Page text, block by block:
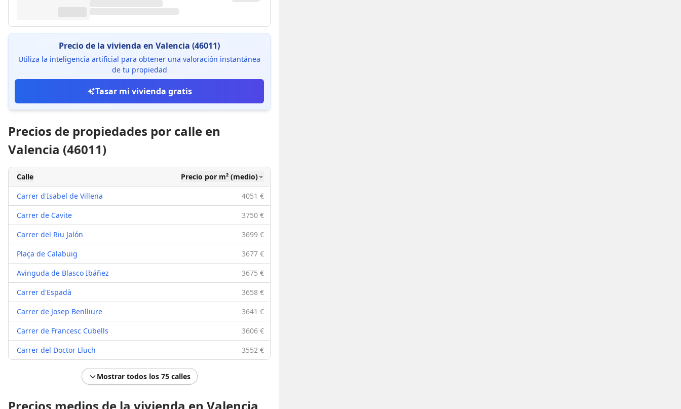
Precio de la vivienda en Valencia (46011)
Utiliza la inteligencia artificial para obtener una valoración instantánea
de tu propiedad
Tasar mi vivienda gratis
Precios de propiedades por calle en
Valencia (46011)
Calle
Precio por m² (medio)
Carrer d'Isabel de Villena
4051 €
Carrer de Cavite
3750 €
Carrer del Riu Jalón
3699 €
Plaça de Calabuig
3677 €
Avinguda de Blasco Ibáñez
3675 €
Carrer d'Espadà
3658 €
Carrer de Josep Benlliure
3641 €
Carrer de Francesc Cubells
3606 €
Carrer del Doctor Lluch
3552 €
Mostrar todos los 75 calles